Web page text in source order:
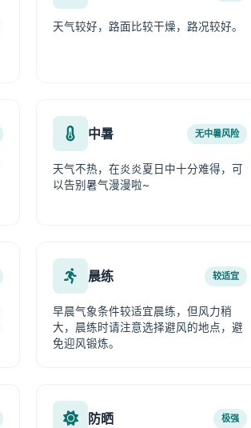
天气较好，路面比较干燥，路况较好。
中暑 无中暑风险
天气不热，在炎炎夏日中十分难得，可
以告别暑气漫漫啦~
晨练 较适宜
早晨气象条件较适宜晨练，但风力稍
大，晨练时请注意选择避风的地点，避
免迎风锻炼。
防晒 极强